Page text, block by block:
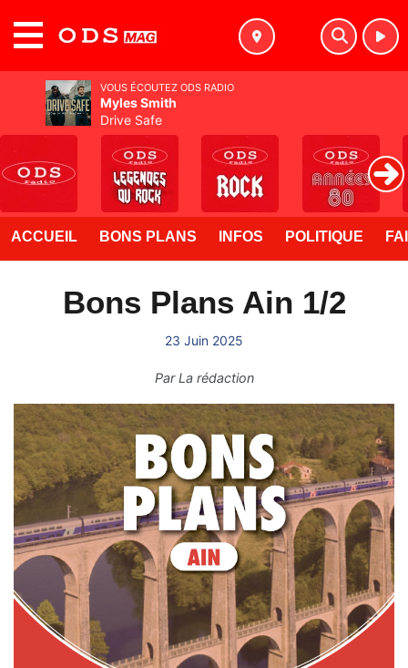
ACCUEIL BONS PLANS INFOS POLITIQUE
Bons Plans Ain 1/2
23 Juin 2025
ParLa rédaction
VOUS ÉCOUTEZ ODS RADIO
Myles Smith
Drive Safe